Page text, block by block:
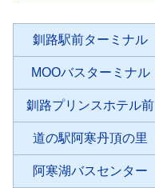
釧路駅前ターミナル
MOOバスターミナル
釧路プリンスホテル前
道の駅阿寒丹頂の里
阿寒湖バスセンター